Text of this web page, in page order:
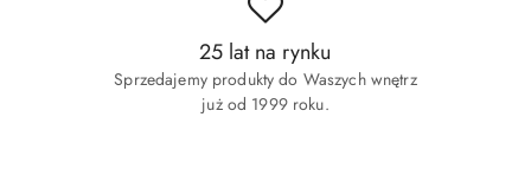
25 lat na rynku
Sprzedajemy produkty do Waszych wnętrz
już od 1999 roku.